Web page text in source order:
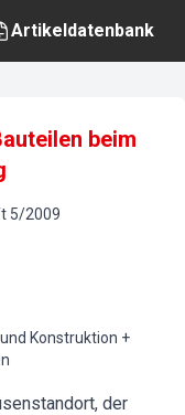
Artikeldatenbank
beim
5/2009
Konstruktion +
der